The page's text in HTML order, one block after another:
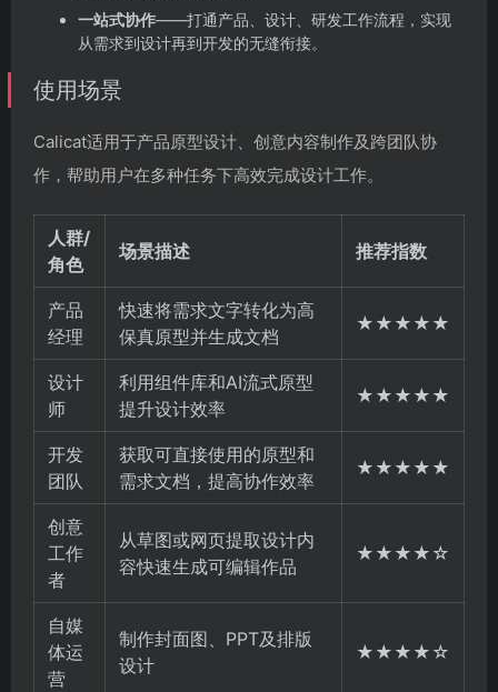
一站式协作——打通产品、设计、研发工作流程，实现
从需求到设计再到开发的无缝衔接。
使用场景
Calicat适用于产品原型设计、创意内容制作及跨团队协
作，帮助用户在多种任务下高效完成设计工作。
人群/
角色
场景描述 推荐指数
产品
经理
快速将需求文字转化为高
保真原型并生成文档
★★★★★
设计
师
利用组件库和AI流式原型
提升设计效率
★★★★★
开发
团队
获取可直接使用的原型和
需求文档，提高协作效率
★★★★★
创意
工作
者
从草图或网页提取设计内
容快速生成可编辑作品
★★★★☆
自媒
体运
营
制作封面图、PPT及排版
设计
★★★★☆